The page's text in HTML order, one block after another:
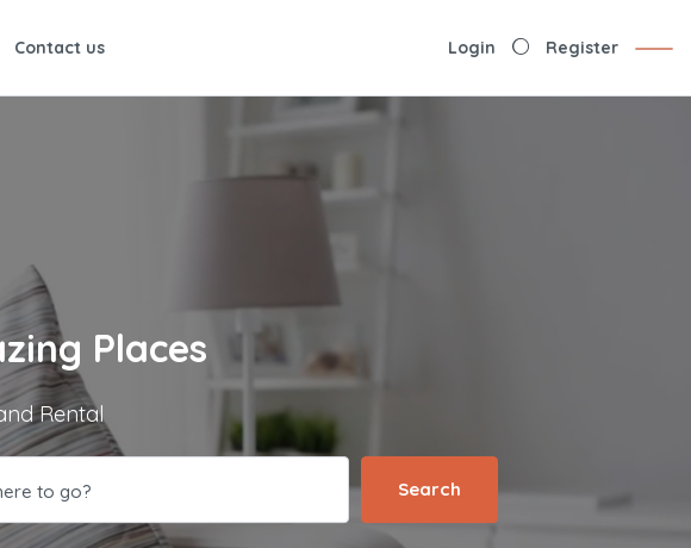
Contact us Login Register
Places
Rental
Search